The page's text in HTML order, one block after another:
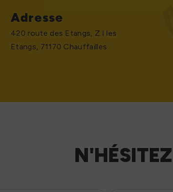
Adresse
420 route des Etangs, Z.I les
Etangs, 71170 Chauffailles